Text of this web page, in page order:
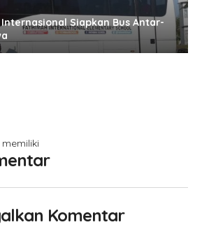
Siapkan Bus Antar-
Komentar